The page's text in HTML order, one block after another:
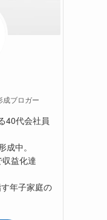
成ブロガー
40代会社員
中。
益化達
年子家庭の